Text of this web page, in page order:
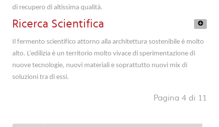
di recupero di altissima qualità.
Ricerca Scientifica
Il fermento scientifico attorno alla architettura sostenibile è molto
alto. L’edilizia è un territorio molto vivace di sperimentazione di
nuove tecnologie, nuovi materiali e soprattutto nuovi mix di
soluzioni tra di essi.
new material of the future at the focus of scientific
Pagina 4 di 11